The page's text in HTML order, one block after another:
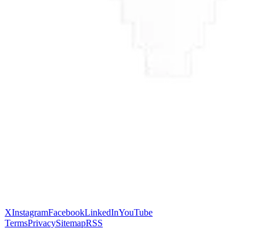
XInstagramFacebookLinkedInYouTube
TermsPrivacySitemapRSS